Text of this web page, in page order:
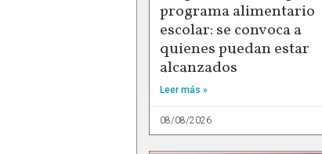
programa alimentario
escolar: se convoca a
quienes puedan estar
alcanzados
Leer más »
08/08/2026